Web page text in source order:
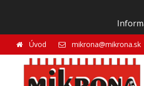
Úvod mikrona@mikrona.sk